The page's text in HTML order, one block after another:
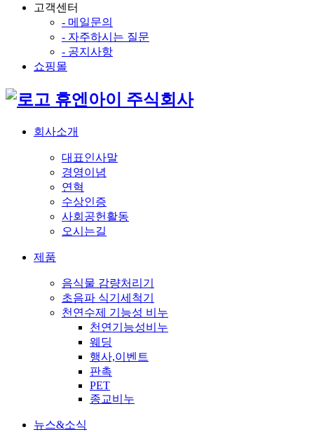
고객센터
- 메일문의
- 자주하시는 질문
- 공지사항
쇼핑몰
휴엔아이 주식회사
회사소개
대표인사말
경영이념
연혁
수상인증
사회공헌활동
오시는길
제품
음식물 감량처리기
초음파 식기세척기
천연수제 기능성 비누
천연기능성비누
웨딩
행사,이벤트
판촉
PET
종교비누
뉴스&소식